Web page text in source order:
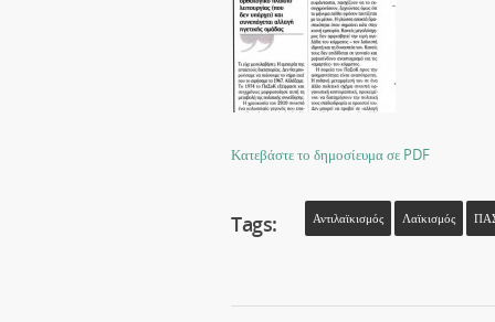
Κατεβάστε το δημοσίευμα σε PDF
Tags: Αντιλαϊκισμός Λαϊκισμός